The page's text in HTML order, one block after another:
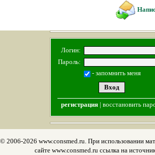
Логин:
Пароль:
- запомнить меня
регистрация| восстановить
© 2006-2026 www.consmed.ru. При использовании
сайте www.consmed.ru ссылка на